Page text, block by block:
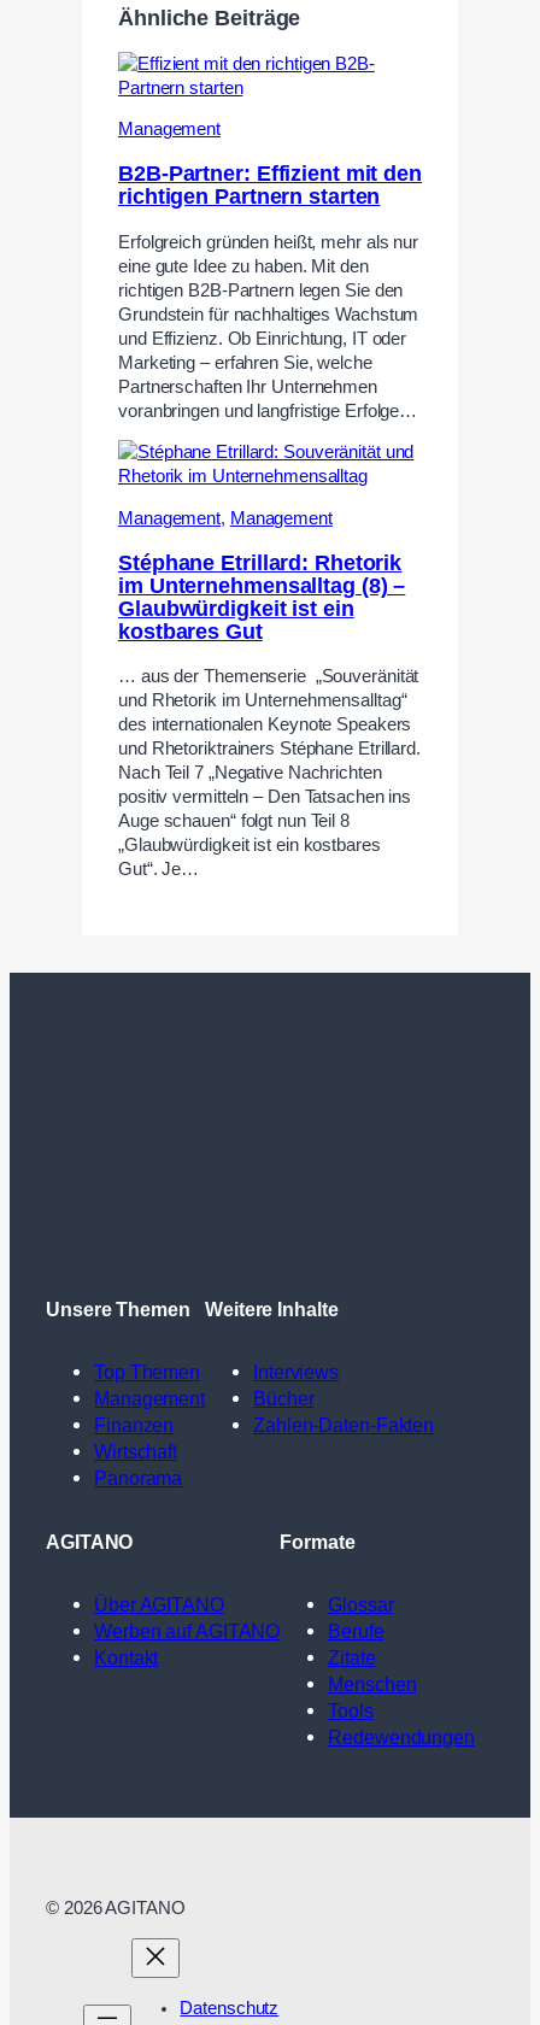
Ähnliche Beiträge
Management
B2B-Partner: Effizient mit den
richtigen Partnern starten
Erfolgreich gründen heißt, mehr als nur
eine gute Idee zu haben. Mit den
richtigen B2B-Partnern legen Sie den
Grundstein für nachhaltiges Wachstum
und Effizienz. Ob Einrichtung, IT oder
Marketing – erfahren Sie, welche
Partnerschaften Ihr Unternehmen
voranbringen und langfristige Erfolge…
Management, Management
Stéphane Etrillard: Rhetorik
im Unternehmensalltag (8) –
Glaubwürdigkeit ist ein
kostbares Gut
… aus der Themenserie „Souveränität
und Rhetorik im Unternehmensalltag“
des internationalen Keynote Speakers
und Rhetoriktrainers Stéphane Etrillard.
Nach Teil 7 „Negative Nachrichten
positiv vermitteln – Den Tatsachen ins
Auge schauen“ folgt nun Teil 8
„Glaubwürdigkeit ist ein kostbares
Gut“. Je…
Unsere Themen
Top Themen
Management
Finanzen
Wirtschaft
Panorama
Weitere Inhalte
Interviews
Bücher
Zahlen-Daten-Fakten
AGITANO
Über AGITANO
Werben auf AGITANO
Kontakt
Formate
Glossar
Berufe
Zitate
Menschen
Tools
Redewendungen
© 2026 AGITANO
Datenschutz